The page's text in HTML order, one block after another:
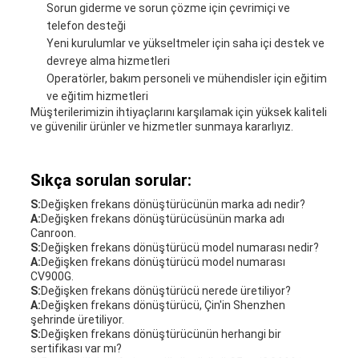
Sorun giderme ve sorun çözme için çevrimiçi ve
telefon desteği
Yeni kurulumlar ve yükseltmeler için saha içi destek ve
devreye alma hizmetleri
Operatörler, bakım personeli ve mühendisler için eğitim
ve eğitim hizmetleri
Müşterilerimizin ihtiyaçlarını karşılamak için yüksek kaliteli
ve güvenilir ürünler ve hizmetler sunmaya kararlıyız.
Sıkça sorulan sorular:
S:Değişken frekans dönüştürücünün marka adı nedir?
A:Değişken frekans dönüştürücüsünün marka adı
Canroon.
S:Değişken frekans dönüştürücü model numarası nedir?
A:Değişken frekans dönüştürücü model numarası
CV900G.
S:Değişken frekans dönüştürücü nerede üretiliyor?
A:Değişken frekans dönüştürücü, Çin'in Shenzhen
şehrinde üretiliyor.
S:Değişken frekans dönüştürücünün herhangi bir
sertifikası var mı?